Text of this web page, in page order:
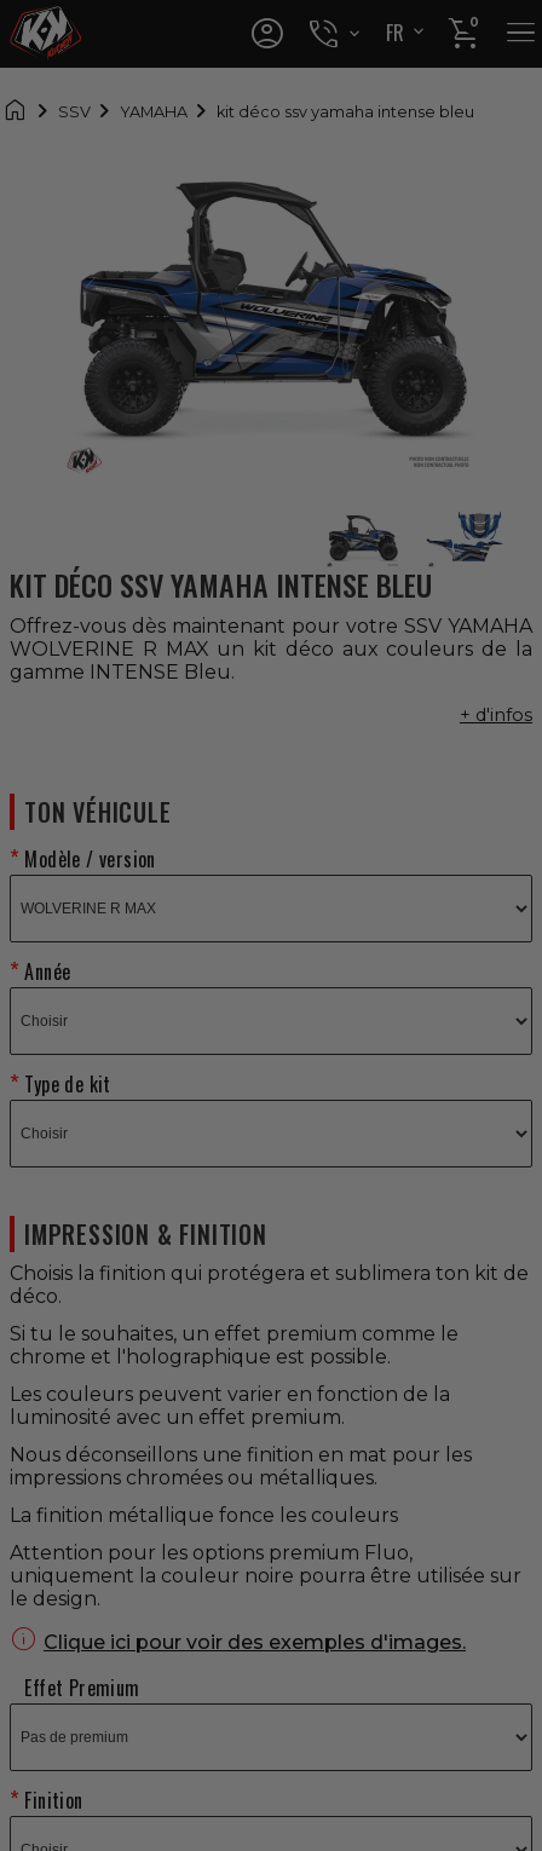
 
FR
EN

0 
 SSV YAMAHA kit déco ssv yamaha intense bleu
KIT DÉCO SSV YAMAHA INTENSE BLEU
Offrez-vous dès maintenant pour votre SSV YAMAHA
WOLVERINE R MAX un kit déco aux couleurs de la
gamme INTENSE Bleu.
+ d'infos
TON VÉHICULE
Modèle / version
Année
Type de kit
IMPRESSION & FINITION
Choisis la finition qui protégera et sublimera ton kit de
déco.
Si tu le souhaites, un effet premium comme le
chrome et l'holographique est possible.
Les couleurs peuvent varier en fonction de la
luminosité avec un effet premium.
Nous déconseillons une finition en mat pour les
impressions chromées ou métalliques.
La finition métallique fonce les couleurs
Attention pour les options premium Fluo,
uniquement la couleur noire pourra être utilisée sur
le design.
 Clique ici pour voir des exemples d'images.
Effet Premium
Finition